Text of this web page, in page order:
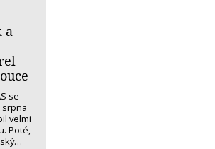
a
se
srpna
velmi
Poté,